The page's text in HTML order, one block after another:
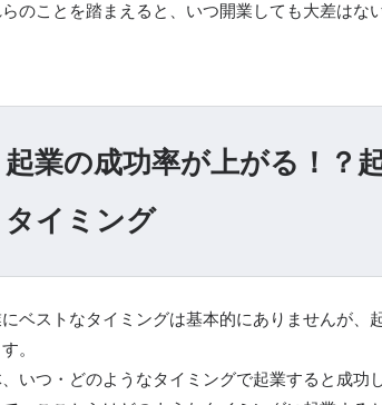
らのことを踏まえると、いつ開業しても大差はな
起業の成功率が上がる！？
タイミング
ベストなタイミングは基本的にありませんが、
。
いつ・どのようなタイミングで起業すると成功